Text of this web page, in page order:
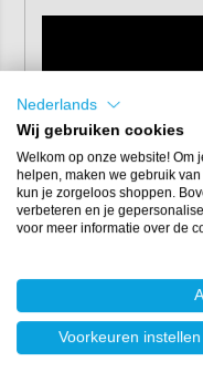
Enkele toepassingen
Egaliseren van
Nederlands
Wij gebruiken cookies
Welkom op onze website! Om
helpen, maken we gebruik
kun je zorgeloos shoppen.
verbeteren en je
voor meer informatie over de
Voorkeuren instellen